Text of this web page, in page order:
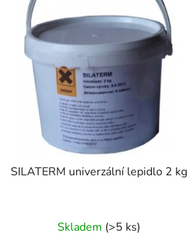
p
o
d
u
k
t
ů
SILATERM univerzální lepidlo 2 kg
Skladem (>5 ks)